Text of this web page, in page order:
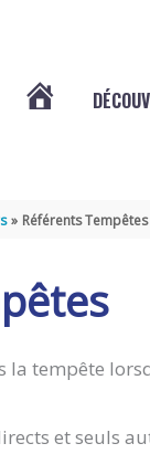
DES
Référents Tempêtes
tempête
et seuls